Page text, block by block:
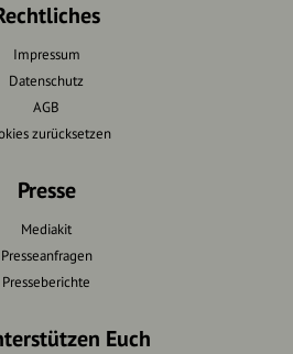
Impressum
Datenschutz
AGB
zurücksetzen
Presse
Mediakit
Presseanfragen
Presseberichte
Euch